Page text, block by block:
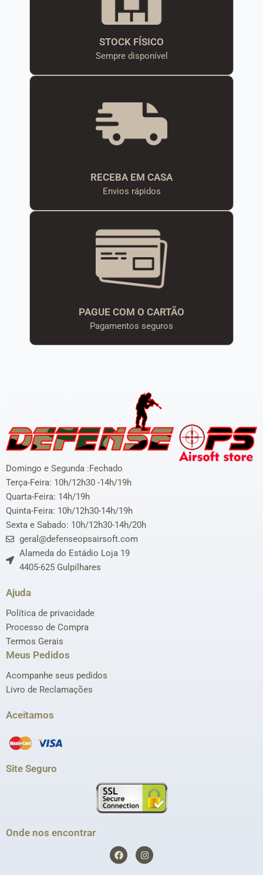
STOCK FÍSICO
Sempre disponível
RECEBA EM CASA
Envios rápidos
PAGUE COM O CARTÃO
Pagamentos seguros
Domingo e Segunda :Fechado
Terça-Feira: 10h/12h30 -14h/19h
Quarta-Feira: 14h/19h
Quinta-Feira: 10h/12h30-14h/19h
Sexta e Sabado: 10h/12h30-14h/20h
geral@defenseopsairsoft.com
Alameda do Estádio Loja 19
4405-625 Gulpilhares
Ajuda
Política de privacidade
Processo de Compra
Termos Gerais
Meus Pedidos
Acompanhe seus pedidos
Livro de Reclamações
Aceitamos
Site Seguro
Onde nos encontrar
F
a
c
I
n
s